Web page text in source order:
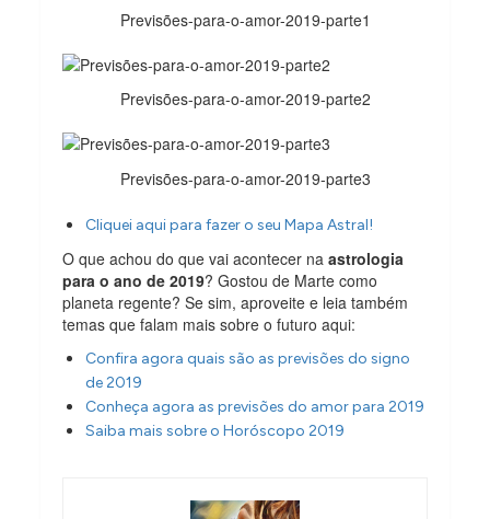
Previsões-para-o-amor-2019-parte1
Previsões-para-o-amor-2019-parte2
Previsões-para-o-amor-2019-parte3
Cliquei aqui para fazer o seu Mapa Astral!
O que achou do que vai acontecer naastrologia
para o ano de 2019? Gostou de Marte como
planeta regente? Se sim, aproveite e leia também
temas que falam mais sobre o futuro aqui:
Confira agora quais são as previsões do signo
de 2019
Conheça agora as previsões do amor para 2019
Saiba mais sobre o Horóscopo 2019